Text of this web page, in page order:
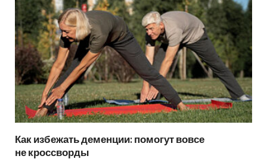
Как избежать деменции: помогут вовсе
не кроссворды